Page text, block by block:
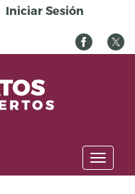
Iniciar Sesión
Toggle